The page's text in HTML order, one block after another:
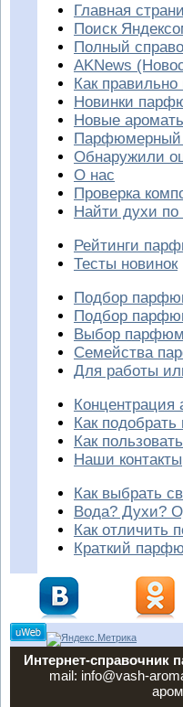
Главная
Поиск
Полный
AKNews
Как
Новинки
Новые
Парфюмерный
Обнаружили
О нас
Проверка
Найти духи
Рейтинги
Тесты новинок
Подбор
Подбор
Выбор
Семейства
Для работы
Концентрация
Как
Как
Наши контакты
Как выбрать
Вода? Духи?
Как отличить
Краткий
Интернет-
mail: info@vash-